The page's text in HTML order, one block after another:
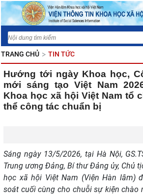
TRANG CHỦ TIN TỨC
Hướng tới ngày Khoa học,
mới sáng tạo Việt Nam
Khoa học xã hội Việt Nam tổ
thể công tác chuẩn bị
Sáng ngày 13/5/2026, tại Hà Nội,
Trung ương Đảng, Bí thư Đảng ủy, Chủ
học xã hội Việt Nam (Viện Hàn lâm)
soát cuối cùng cho chuỗi sự kiện chào